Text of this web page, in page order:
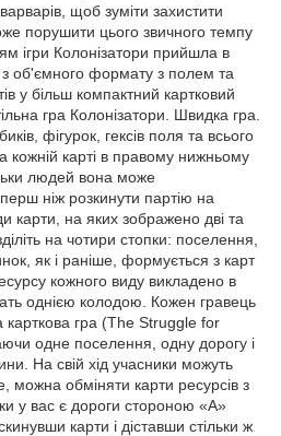
щоб зуміти захистити
порушити цього звичного темпу
ігри Колонізатори прийшла в
з об'ємного формату з полем та
у більш компактний картковий
гра Колонізатори. Швидка гра.
фігурок, гексів поля та всього
кожній карті в правому нижньому
людей вона може
ніж розкинути партію на
карти, на яких зображено дві та
на чотири стопки: поселення,
як і раніше, формується з карт
кожного виду викладено в
однією колодою. Кожен гравець
карткова гра (The Struggle for
одне поселення, одну дорогу і
На свій хід учасники можуть
можна обміняти карти ресурсів з
у вас є дороги стороною «А»
карти і діставши стільки ж